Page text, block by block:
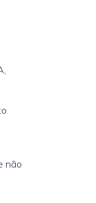
não